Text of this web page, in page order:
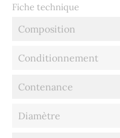
Fiche technique
Composition
Conditionnement
Contenance
Diamètre